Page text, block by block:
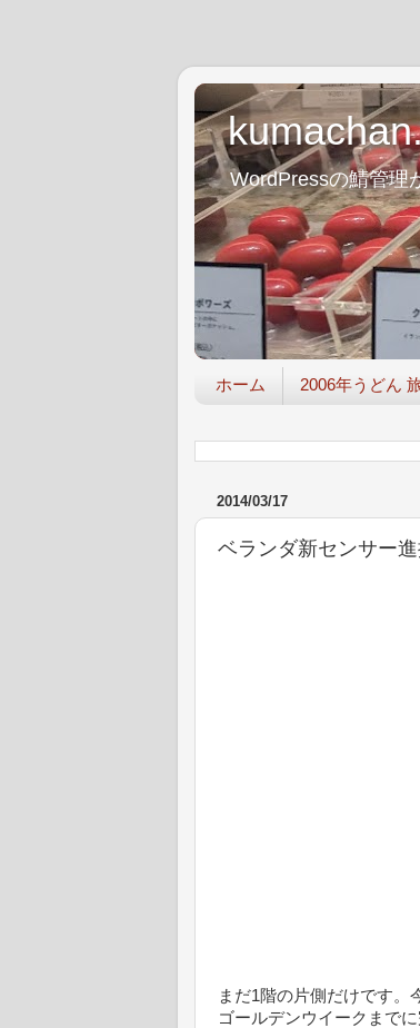
WordPressの鯖管理
ホーム 2006年うどん
2014/03/17
ベランダ新センサー
まだ1階の片側だけです。
ゴールデンウイークまで